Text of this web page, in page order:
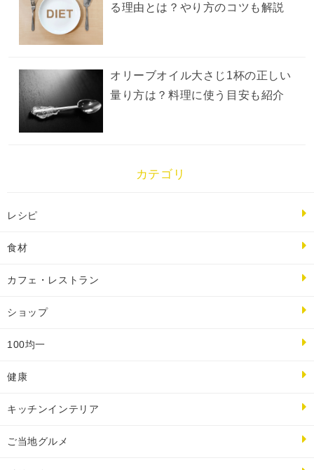
る理由とは？やり方のコツも解説
オリーブオイル大さじ1杯の正しい
量り方は？料理に使う目安も紹介
カテゴリ
レシピ
食材
カフェ・レストラン
ショップ
100均一
健康
キッチンインテリア
ご当地グルメ